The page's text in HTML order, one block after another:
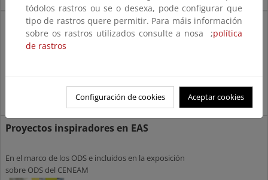
Entidades
Proyectos inspiradores en EAS
En el marco de los ODS e incluidos en la exposición
sobre ODS del CENEAM
tódolos rastros ou se o desexa, pode configurar que
tipo de rastros quere permitir. Para máis información
sobre os rastros utilizados consulte a nosa ;política
de rastros
Configuración de cookies Aceptar cookies